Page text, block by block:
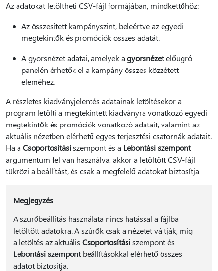
Az adatokat letöltheti CSV-fájl formájában, mindkettőhöz:
Az összesített kampányszint, beleértve az egyedi
megtekintők és promóciók összes adatát.
A gyorsnézet adatai, amelyek a gyorsnézetelőugró
panelén érhetők el a kampány összes közzétett
eleméhez.
A részletes kiadványjelentés adatainak letöltésekor a
program letölti a megtekintett kiadványra vonatkozó egyedi
megtekintők és promóciók vonatkozó adatait, valamint az
aktuális nézetben elérhető egyes terjesztési csatornák adatait.
Ha a Csoportosításiszempont és a Lebontási szempont
argumentum fel van használva, akkor a letöltött CSV-fájl
tükrözi a beállítást, és csak a megfelelő adatokat biztosítja.
Megjegyzés
A szűrőbeállítás használata nincs hatással a fájlba
letöltött adatokra. A szűrők csak a nézetet váltják, míg
a letöltés az aktuális Csoportosításiszempont és
Lebontási szempontbeállításokkal elérhető összes
adatot biztosítja.